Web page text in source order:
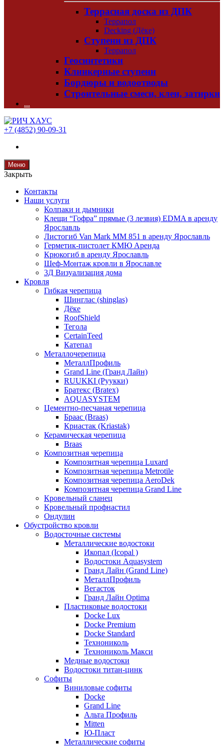
Террасная доска из ДПК
Террапол
Decking (Дёке)
Ступени из ДПК
Террапол
Геосинтетики
Клинкерные ступени
Бордюры и водоотводы
Строительные смеси, клеи, затирки
...
+7 (4852) 90-09-31
Меню
Закрыть
Контакты
Наши услуги
Колпаки и дымники
Клещи “Гофра” прямые (3 лезвия) EDMA в аренду
Ярославль
Листогиб Van Mark MM 851 в аренду Ярославль
Герметик-пистолет КМЮ Аренда
Крюкогиб в аренду Ярославль
Шеф-Монтаж кровли в Ярославле
3Д Визуализация дома
Кровля
Гибкая черепица
Шинглас (shinglas)
Дёке
RoofShield
Тегола
CertainTeed
Катепал
Металлочерепица
МеталлПрофиль
Grand Line (Гранд Лайн)
RUUKKI (Руукки)
Братекс (Bratex)
AQUASYSTEM
Цементно-песчаная черепица
Браас (Braas)
Криастак (Kriastak)
Керамическая черепица
Braas
Композитная черепица
Композитная черепица Luxard
Композитная черепица Metrotile
Композитная черепица AeroDek
Композитная черепица Grand Line
Кровельный сланец
Кровельный профнастил
Ондулин
Обустройство кровли
Водосточные системы
Металлические водостоки
Икопал (Icopal )
Водостоки Aquasystem
Гранд Лайн (Grand Line)
МеталлПрофиль
Вегасток
Гранд Лайн Optima
Пластиковые водостоки
Docke Lux
Docke Premium
Docke Standard
Технониколь
Технониколь Макси
Медные водостоки
Водостоки титан-цинк
Софиты
Виниловые софиты
Docke
Grand Line
Альта Профиль
Mitten
Ю-Пласт
Металлические софиты